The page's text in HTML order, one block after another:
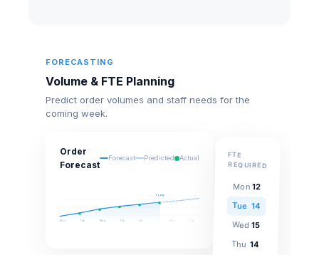
FORECASTING
Volume & FTE Planning
Predict order volumes and staff needs for the
coming week.
Order
Forecast
Forecast Predicted Actual
Today
Mon Tue Wed Thu Fri Mon Tue
FTE
REQUIRED
Mon 12
Tue 14
Wed 15
Thu 14